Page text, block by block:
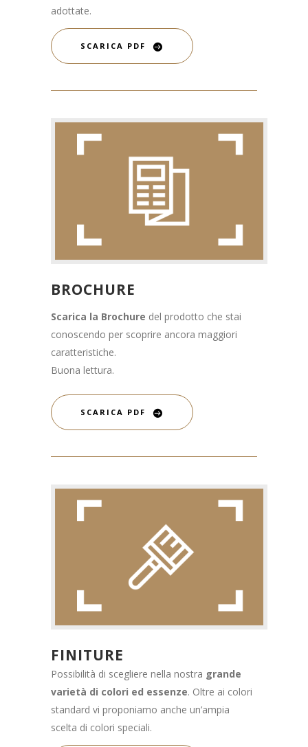
adottate.
SCARICA PDF
BROCHURE
Scarica la Brochure del prodotto che stai
conoscendo per scoprire ancora maggiori
caratteristiche.
Buona lettura.
SCARICA PDF
FINITURE
Possibilità di scegliere nella nostra grande
varietà di colori ed essenze. Oltre ai colori
standard vi proponiamo anche un’ampia
scelta di colori speciali.